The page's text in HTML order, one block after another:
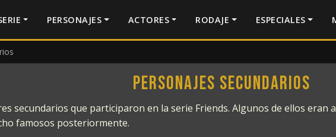
PERSONAJES ACTORES RODAJE ESPECIALES
Personajes secundarios
secundarios que participaron en la serie Friends. Algunos de ellos eran
famosos posteriormente.